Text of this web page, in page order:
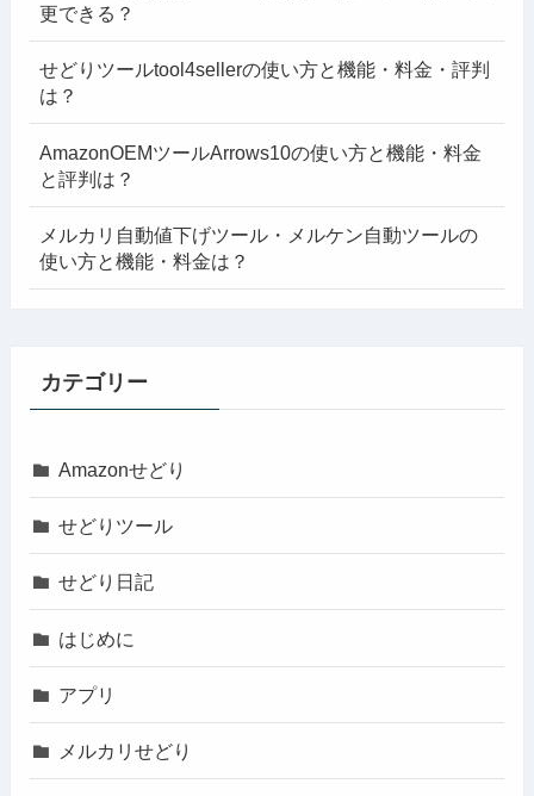
更できる？
せどりツールtool4sellerの使い方と機能・料金・評判
は？
AmazonOEMツールArrows10の使い方と機能・料金
と評判は？
メルカリ自動値下げツール・メルケン自動ツールの
使い方と機能・料金は？
カテゴリー
Amazonせどり
せどりツール
せどり日記
はじめに
アプリ
メルカリせどり